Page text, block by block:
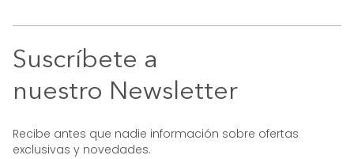
Suscríbete a
nuestro Newsletter
Recibe antes que nadie información sobre ofertas
exclusivas y novedades.